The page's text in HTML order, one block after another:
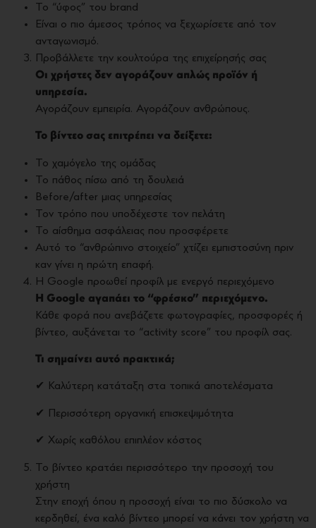
Το “ύφος” του brand
Είναι ο πιο άμεσος τρόπος να ξεχωρίσετε από τον
ανταγωνισμό.
Προβάλλετε την κουλτούρα της επιχείρησής σας
Οι χρήστες δεν αγοράζουν απλώς προϊόν ή
υπηρεσία.
Αγοράζουν εμπειρία. Αγοράζουν ανθρώπους.
Το βίντεο σας επιτρέπει να δείξετε:
Το χαμόγελο της ομάδας
Το πάθος πίσω από τη δουλειά
Before/after μιας υπηρεσίας
Τον τρόπο που υποδέχεστε τον πελάτη
Το αίσθημα ασφάλειας που προσφέρετε
Αυτό το “ανθρώπινο στοιχείο” χτίζει εμπιστοσύνη πριν
καν γίνει η πρώτη επαφή.
Η Google προωθεί προφίλ με ενεργό περιεχόμενο
Η Google αγαπάει το “φρέσκο” περιεχόμενο.
Κάθε φορά που ανεβάζετε φωτογραφίες, προσφορές ή
βίντεο, αυξάνεται το “activity score” του προφίλ σας.
Τι σημαίνει αυτό πρακτικά;
✔ Καλύτερη κατάταξη στα τοπικά αποτελέσματα
✔ Περισσότερη οργανική επισκεψιμότητα
✔ Χωρίς καθόλου επιπλέον κόστος
Το βίντεο κρατάει περισσότερο την προσοχή του
χρήστη
Στην εποχή όπου η προσοχή είναι το πιο δύσκολο να
κερδηθεί, ένα καλό βίντεο μπορεί να κάνει τον χρήστη να